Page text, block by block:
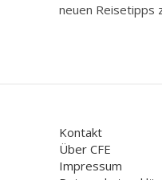
neuen Reisetipps
Kontakt
Über CFE
Impressum